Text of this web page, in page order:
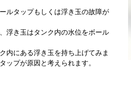
ルタップもしくは浮き玉の故障が
浮き玉はタンク内の水位をボール
内にある浮き玉を持ち上げてみま
ップが原因と考えられます。